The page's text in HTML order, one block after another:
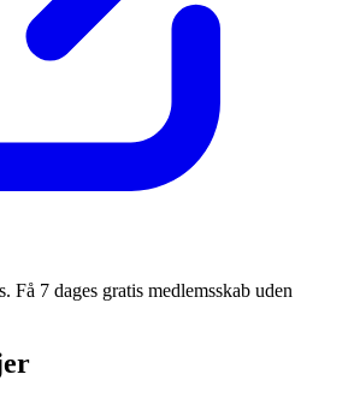
Få 7 dages gratis medlemsskab uden